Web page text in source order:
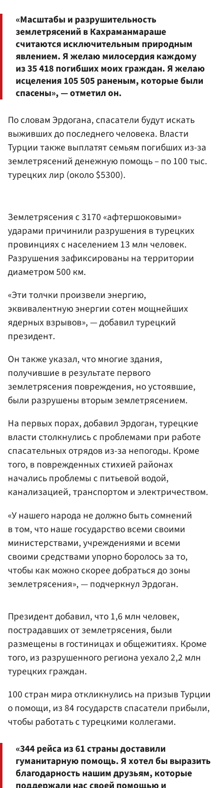
«Масштабы и разрушительность
землетрясений в Кахраманмараше
считаются исключительным природным
явлением. Я желаю милосердия каждому
из 35 418 погибших моих граждан. Я желаю
исцеления 105 505 раненым, которые были
спасены», — отметил он.
По словам Эрдогана, спасатели будут искать
выживших до последнего человека. Власти
Турции также выплатят семьям погибших из-за
землетрясений денежную помощь – по 100 тыс.
турецких лир (около $5300).
Землетрясения с 3170 «афтершоковыми»
ударами причинили разрушения в турецких
провинциях с населением 13 млн человек.
Разрушения зафиксированы на территории
диаметром 500 км.
«Эти толчки произвели энергию,
эквивалентную энергии сотен мощнейших
ядерных взрывов», — добавил турецкий
президент.
Он также указал, что многие здания,
получившие в результате первого
землетрясения повреждения, но устоявшие,
были разрушены вторым землетрясением.
На первых порах, добавил Эрдоган, турецкие
власти столкнулись с проблемами при работе
спасательных отрядов из-за непогоды. Кроме
того, в поврежденных стихией районах
начались проблемы с питьевой водой,
канализацией, транспортом и электричеством.
«У нашего народа не должно быть сомнений
в том, что наше государство всеми своими
министерствами, учреждениями и всеми
своими средствами упорно боролось за то,
чтобы как можно скорее добраться до зоны
землетрясения», — подчеркнул Эрдоган.
Президент добавил, что 1,6 млн человек,
пострадавших от землетрясения, были
размещены в гостиницах и общежитиях. Кроме
того, из разрушенного региона уехало 2,2 млн
турецких граждан.
100 стран мира откликнулись на призыв Турции
о помощи, из 84 государств спасатели прибыли,
чтобы работать с турецкими коллегами.
«344 рейса из 61 страны доставили
гуманитарную помощь. Я хотел бы выразить
благодарность нашим друзьям, которые